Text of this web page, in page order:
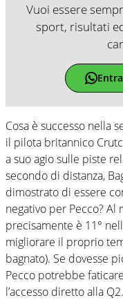
Vuoi essere
sport, risultati
Cosa è successo nella
il pilota britannico
a suo agio sulle piste
secondo di distanza,
dimostrato di essere
negativo per Pecco?
precisamente è 11°
migliorare il proprio
bagnato). Se dovesse
Pecco potrebbe
l’accesso diretto alla Q2.